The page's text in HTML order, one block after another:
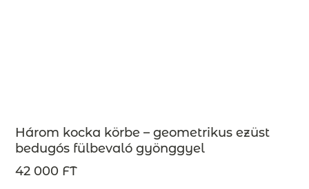
Három kocka körbe – geometrikus ezüst
bedugós fülbevaló gyönggyel
INDUSTREAL kollekció – design ékszer –
MEGRENDELÉSRE
42 000 FT